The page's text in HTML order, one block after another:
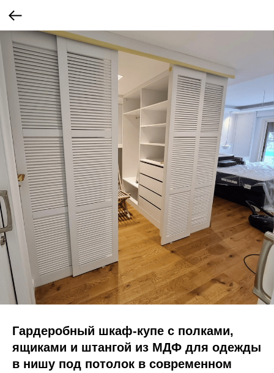
Гардеробный шкаф-купе с полками,
ящиками и штангой из МДФ для одежды
в нишу под потолок в современном